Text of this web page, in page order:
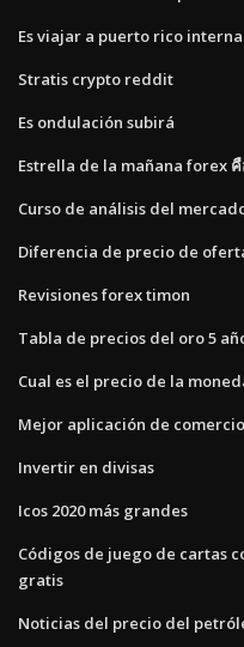
Es viajar a puerto rico
Stratis crypto reddit
Es ondulación subirá
Estrella de la mañana forex
Curso de análisis del
Diferencia de precio de
Revisiones forex timon
Tabla de precios del oro 5
Cual es el precio de la
Mejor aplicación de
Invertir en divisas
Icos 2020 más grandes
Códigos de juego de cartas
gratis
Noticias del precio del